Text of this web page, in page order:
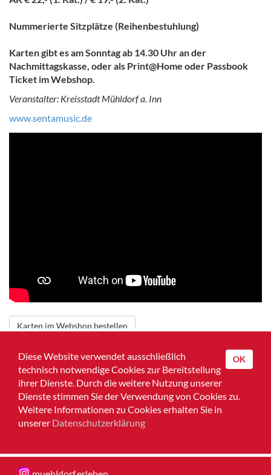
Nummerierte Sitzplätze (Reihenbestuhlung)
Karten gibt es am Sonntag ab 14.30 Uhr an der
Nachmittagskasse, oder als Print@Home oder Passbook
Ticket im Webshop.
Veranstalter: Kreisstadt Mühldorf a. Inn
www.sentamusic.de
Karten im Webshop bestellen
Zurück zur Übersicht
Home
Impressum
Datenschutz
OK
Diese Website verwendet ausschließlich
technisch notwendige Cookies zur Bereitstellung
ihrer Dienste. Durch die weitere Nutzung unserer
Dienste stimmen Sie der Verwendung von Cookies zu.
Weitere Informationen zu Cookies erhalten Sie in
unserer Datenschutzerklärung